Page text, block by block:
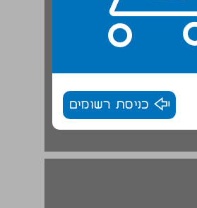
כניסת רשומים